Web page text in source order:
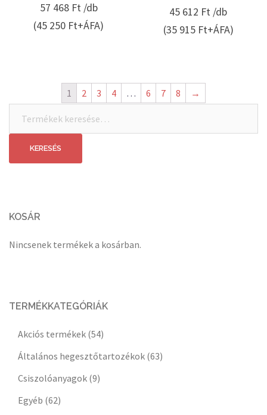
57 468 Ft /db
(45 250 Ft+ÁFA)
45 612 Ft /db
(35 915 Ft+ÁFA)
1 2 3 4 … 6 7 8
→
következőre:
KERESÉS
KOSÁR
Nincsenek termékek a kosárban.
TERMÉKKATEGÓRIÁK
Akciós termékek (54)
Általános hegesztőtartozékok (63)
Csiszolóanyagok (9)
Egyéb (62)